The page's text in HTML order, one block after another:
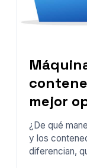
mejor
¿De qué
y los
diferencian,